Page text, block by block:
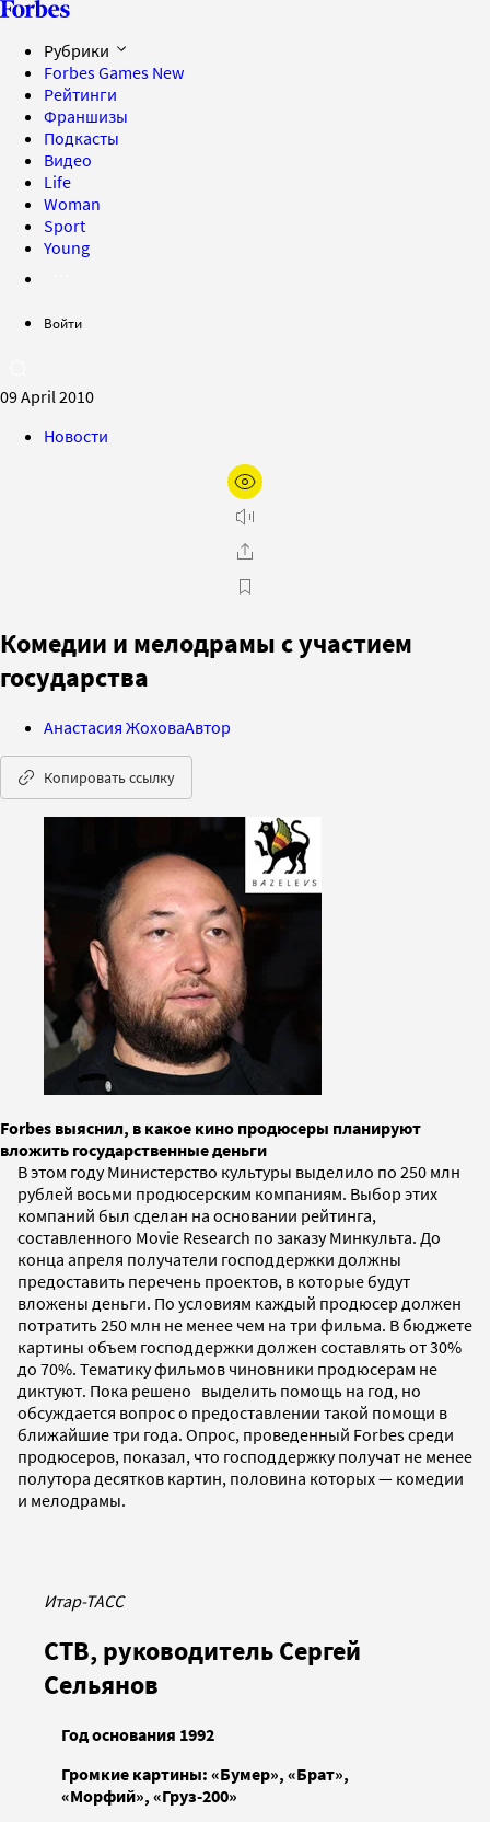
Рубрики
Forbes Games New
Рейтинги
Франшизы
Подкасты
Видео
Life
Woman
Sport
Young
Войти
09 April 2010
Новости
Комедии и мелодрамы с участием
государства
Анастасия ЖоховаАвтор
Копировать ссылку
Forbes выяснил, в какое кино продюсеры планируют
вложить государственные деньги
В этом году Министерство культуры выделило по 250 млн
рублей восьми продюсерским компаниям. Выбор этих
компаний был сделан на основании рейтинга,
составленного Movie Research по заказу Минкульта. До
конца апреля получатели господдержки должны
предоставить перечень проектов, в которые будут
вложены деньги. По условиям каждый продюсер должен
потратить 250 млн не менее чем на три фильма. В бюджете
картины объем господдержки должен составлять от 30%
до 70%. Тематику фильмов чиновники продюсерам не
диктуют. Пока решено выделить помощь на год, но
обсуждается вопрос о предоставлении такой помощи в
ближайшие три года. Опрос, проведенный Forbes среди
продюсеров, показал, что господдержку получат не менее
полутора десятков картин, половина которых — комедии
и мелодрамы.
Итар-ТАСС
СТВ, руководитель Сергей
Сельянов
Год основания 1992
Громкие картины: «Бумер», «Брат»,
«Морфий», «Груз-200»